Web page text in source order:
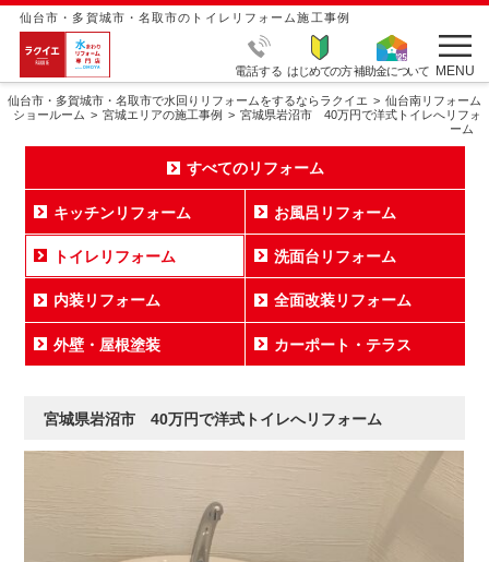
仙台市・多賀城市・名取市のトイレリフォーム施工事例
電話する はじめての方補助金について MENU
仙台市・多賀城市・名取市で水回りリフォームをするならラクイエ
仙台南リフォーム
ショールーム
宮城エリアの施工事例
宮城県岩沼市 40万円で洋式トイレへリフォ
ーム
すべてのリフォーム
キッチンリフォーム お風呂リフォーム
トイレリフォーム 洗面台リフォーム
内装リフォーム 全面改装リフォーム
外壁・屋根塗装 カーポート・テラス
宮城県岩沼市 40万円で洋式トイレへリフォーム